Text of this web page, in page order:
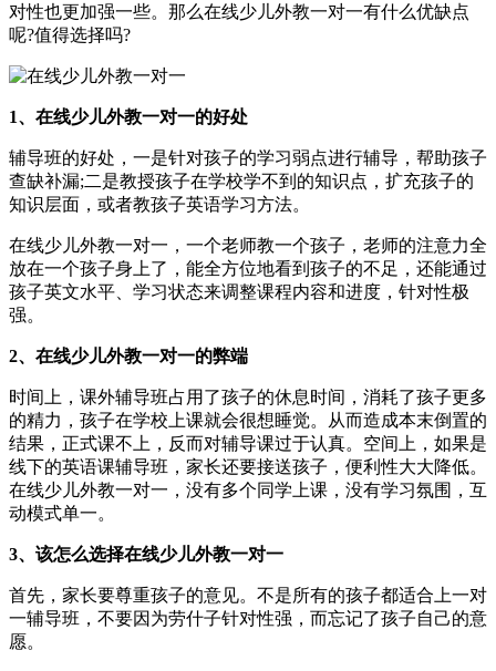
对性也更加强一些。那么在线少儿外教一对一有什么优缺点
呢?值得选择吗?
1、在线少儿外教一对一的好处
辅导班的好处，一是针对孩子的学习弱点进行辅导，帮助孩子
查缺补漏;二是教授孩子在学校学不到的知识点，扩充孩子的
知识层面，或者教孩子英语学习方法。
在线少儿外教一对一，一个老师教一个孩子，老师的注意力全
放在一个孩子身上了，能全方位地看到孩子的不足，还能通过
孩子英文水平、学习状态来调整课程内容和进度，针对性极
强。
2、在线少儿外教一对一的弊端
时间上，课外辅导班占用了孩子的休息时间，消耗了孩子更多
的精力，孩子在学校上课就会很想睡觉。从而造成本末倒置的
结果，正式课不上，反而对辅导课过于认真。空间上，如果是
线下的英语课辅导班，家长还要接送孩子，便利性大大降低。
在线少儿外教一对一，没有多个同学上课，没有学习氛围，互
动模式单一。
3、该怎么选择在线少儿外教一对一
首先，家长要尊重孩子的意见。不是所有的孩子都适合上一对
一辅导班，不要因为劳什子针对性强，而忘记了孩子自己的意
愿。